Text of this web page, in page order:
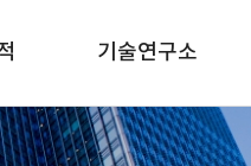
기술연구소